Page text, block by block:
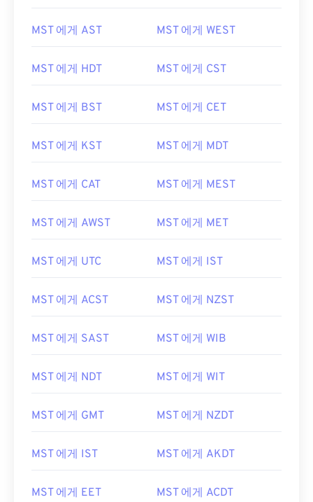
MST 에게 AST MST 에게 WEST
MST 에게 HDT MST 에게 CST
MST 에게 BST MST 에게 CET
MST 에게 KST MST 에게 MDT
MST 에게 CAT MST 에게 MEST
MST 에게 AWST MST 에게 MET
MST 에게 UTC MST 에게 IST
MST 에게 ACST MST 에게 NZST
MST 에게 SAST MST 에게 WIB
MST 에게 NDT MST 에게 WIT
MST 에게 GMT MST 에게 NZDT
MST 에게 IST MST 에게 AKDT
MST 에게 EET MST 에게 ACDT